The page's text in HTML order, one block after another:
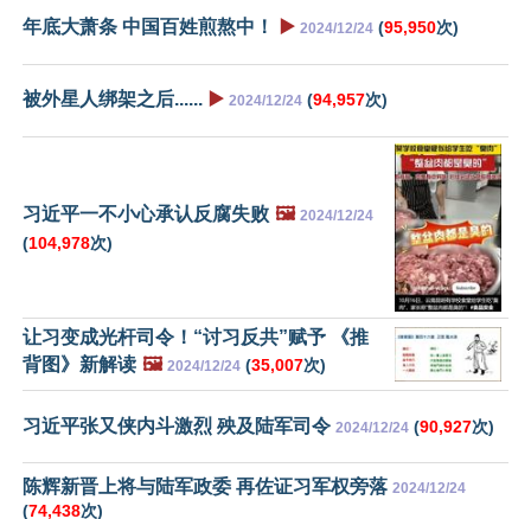
年底大萧条 中国百姓煎熬中！ ▶️ 2024/12/24 (95,950次)
被外星人绑架之后...... ▶️ 2024/12/24 (94,957次)
习近平一不小心承认反腐失败 🖼️ 2024/12/24
(104,978次)
让习变成光杆司令！“讨习反共”赋予 《推
背图》新解读 🖼️ 2024/12/24 (35,007次)
习近平张又侠内斗激烈 殃及陆军司令 2024/12/24 (90,927次)
陈辉新晋上将与陆军政委 再佐证习军权旁落 2024/12/24
(74,438次)